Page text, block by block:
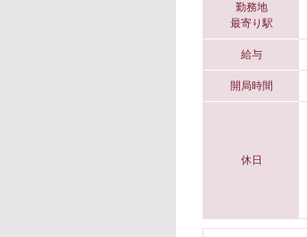
勤務地
最寄り駅
給与
開局時間
休日